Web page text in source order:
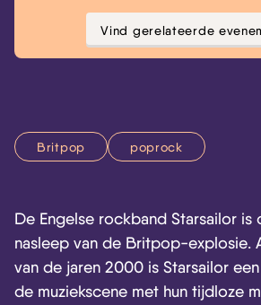
Vind gerelateerde
Britpop poprock
De Engelse rockband Starsailor is
nasleep van de Britpop-explosie.
van de jaren 2000 is Starsailor
de muziekscene met hun tijdloze